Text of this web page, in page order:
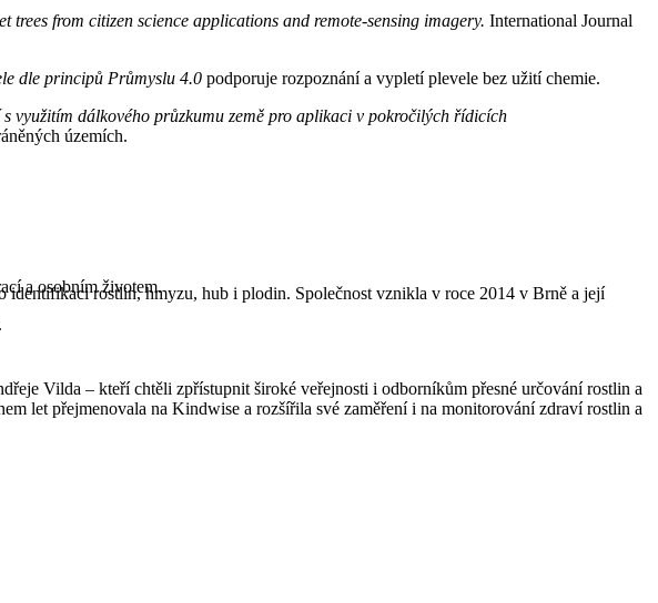
from citizen science applications and remote-sensing imagery. International Journal
dle principů Průmyslu 4.0 podporuje rozpoznání a vypletí plevele bez užití chemie.
využitím dálkového průzkumu země pro aplikaci v pokročilých řídicích
územích.
a osobním životem.rostlin, hmyzu, hub i plodin. Společnost vznikla v roce 2014 v Brně a její
Vilda – kteří chtěli zpřístupnit široké veřejnosti i odborníkům přesné určování rostlin a
let přejmenovala na Kindwise a rozšířila své zaměření i na monitorování zdraví rostlin a